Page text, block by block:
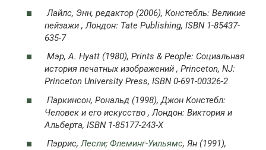
Лайлс, Энн, редактор (2006), Констебль: Великие
пейзажи , Лондон: Tate Publishing, ISBN 1-85437-
635-7
Мэр, A. Hyatt (1980), Prints & People: Социальная
история печатных изображений , Princeton, NJ:
Princeton University Press, ISBN 0-691-00326-2
Паркинсон, Рональд (1998), Джон Констебл:
Человек и его искусство , Лондон: Виктория и
Альберта, ISBN 1-85177-243-X
Пэррис,Лесли; Флеминг-Уильямс, Ян (1991),